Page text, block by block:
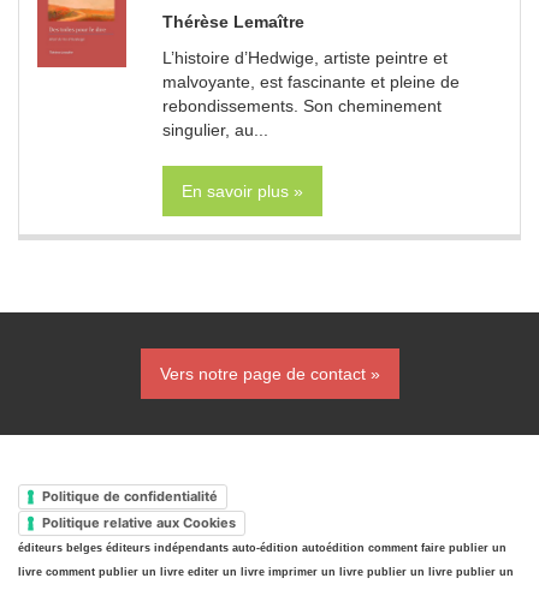
Thérèse Lemaître
L’histoire d’Hedwige, artiste peintre et
malvoyante, est fascinante et pleine de
rebondissements. Son cheminement
singulier, au...
En savoir plus »
Vers notre page de contact »
Politique de confidentialité
Politique relative aux Cookies
éditeurs belges éditeurs indépendants auto-édition autoédition comment faire publier un
livre comment publier un livre editer un livre imprimer un livre publier un livre publier un